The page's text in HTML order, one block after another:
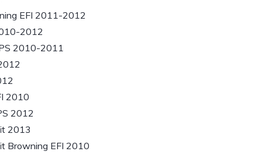
EFI 2011-2012
2012
2010-2011
2010
2012
2013
Browning EFI 2010